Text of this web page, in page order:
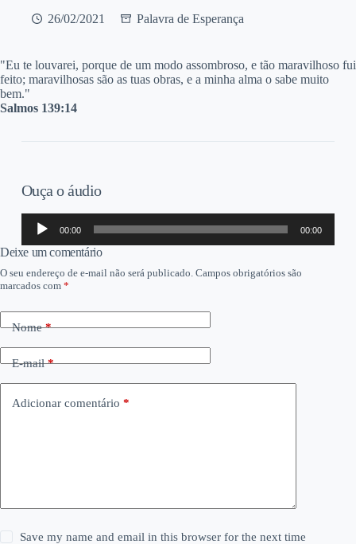
26/02/2021 Palavra de Esperança
"Eu te louvarei, porque de um modo assombroso, e tão maravilhoso fui
feito; maravilhosas são as tuas obras, e a minha alma o sabe muito
bem."
Salmos 139:14
Ouça o áudio
Tocador
áudio
00:00 00:00
Deixe um comentário
O seu endereço de e-mail não será publicado. Campos obrigatórios são
marcados com *
Nome*
E-mail*
Adicionar comentário *
Save my name and email in this browser for the next time